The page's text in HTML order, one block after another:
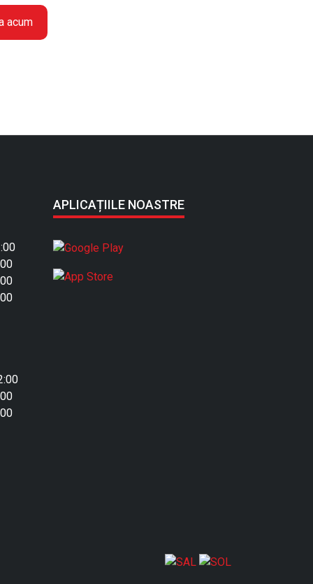
acum
APLICAȚIILE NOASTRE